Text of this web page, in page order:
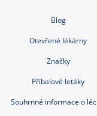
Blog
Otevřené lékárny
Značky
Příbalové letáky
Souhrnné informace o